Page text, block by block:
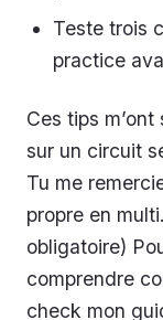
Teste trois
practice
Ces tips
sur un circuit
Tu me
propre en
obligatoire)
comprendre
check mon